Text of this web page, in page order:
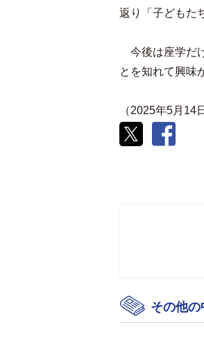
返り「子どもた
今後は座学だ
とを知れて興味
（2025年5月
その他